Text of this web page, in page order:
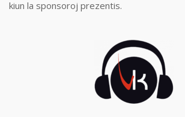
kiun la sponsoroj prezentis.